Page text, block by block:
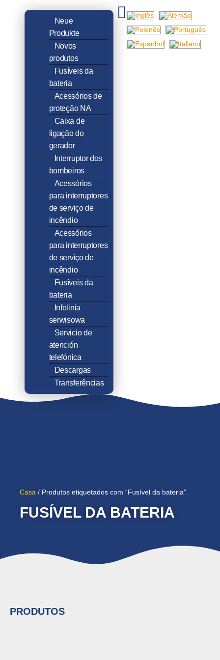
Neue
Produkte
Novos
produtos
Fusíveis da
bateria
Acessórios de
proteção NA
Caixa de
ligação do
gerador
Interruptor dos
bombeiros
Acessórios
para interruptores
de serviço de
incêndio
Acessórios
para interruptores
de serviço de
incêndio
Fusíveis da
bateria
Infolinia
serwisowa
Servicio de
atención
telefónica
Descargas
Transferências
Casa / Produtos etiquetados com “Fusível da bateria”
FUSÍVEL DA BATERIA
PRODUTOS